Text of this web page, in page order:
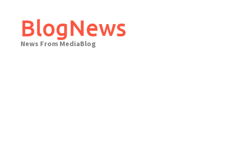
contentBlogNews
News From MediaBlog